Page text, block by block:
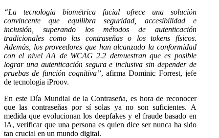
“La tecnología biométrica facial ofrece una solución
convincente que equilibra seguridad, accesibilidad e
inclusión, superando los métodos de autenticación
tradicionales como las contraseñas o los tokens físicos.
Además, los proveedores que han alcanzado la conformidad
con el nivel AA de WCAG 2.2 demuestran que es posible
lograr una autenticación segura e inclusiva sin depender de
pruebas de función cognitiva”, afirma Dominic Forrest, jefe
de tecnología iProov.
En este Día Mundial de la Contraseña, es hora de reconocer
que las contraseñas por sí solas ya no son suficientes. A
medida que evolucionan los deepfakes y el fraude basado en
IA, verificar que una persona es quien dice ser nunca ha sido
tan crucial en un mundo digital.